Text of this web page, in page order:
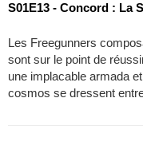
S01E13 - Concord : La
Les Freegunners
sont sur le point de
une implacable armada
cosmos se dressent